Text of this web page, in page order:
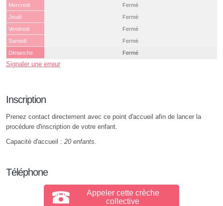
Mercredi
Fermé
Jeudi
Fermé
Vendredi
Fermé
Samedi
Fermé
Dimanche
Fermé
Signaler une erreur
Inscription
Prenez contact directement avec ce point d'accueil afin de lancer la
procédure d'inscription de votre enfant.
Capacité d'accueil : 20 enfants
Téléphone
Appeler cette crèche
collective